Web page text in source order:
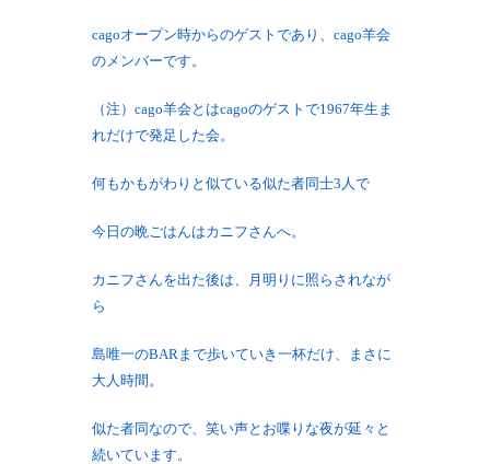
cagoオープン時からのゲストであり、cago羊会
のメンバーです。
（注）cago羊会とはcagoのゲストで1967年生ま
れだけで発足した会。
何もかもがわりと似ている似た者同士3人で
今日の晩ごはんはカニフさんへ。
カニフさんを出た後は、月明りに照らされなが
ら
島唯一のBARまで歩いていき一杯だけ、まさに
大人時間。
似た者同なので、笑い声とお喋りな夜が延々と
続いています。